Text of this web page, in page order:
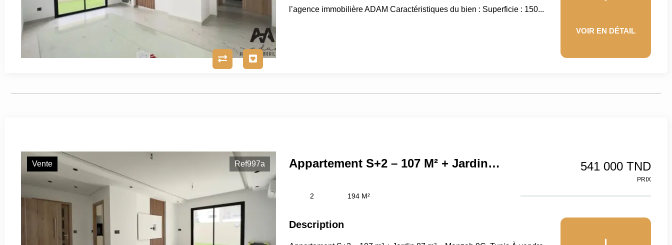
l’agence immobilière ADAM Caractéristiques du bien : Superficie : 150...
VOIR EN DÉTAIL
Vente Ref997a Appartement S+2 – 107 M² + Jardin 87 M² – Manzah 9C, Tunis 541 000 TND
PRIX
2 194 M²
Description